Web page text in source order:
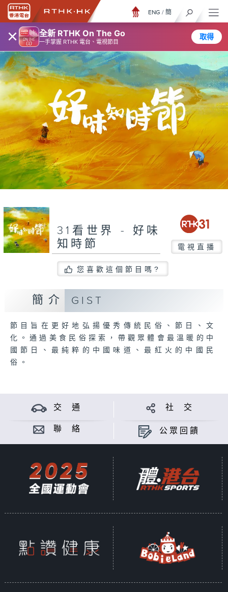
× 全新 RTHK On The Go
一手掌握 RTHK 電台、電視節目
取得
ENG / 簡
31看世界 - 好味
知時節
電視直播
您喜歡這個節目嗎?
簡介 GIST
節目旨在更好地弘揚優秀傳統民俗、節日、文
化。通過美食民俗探索，帶觀眾體會最溫暖的中
國節日、最純粹的中國味道、最紅火的中國民
俗。
交 通 社 交
聯 絡 公眾回饋